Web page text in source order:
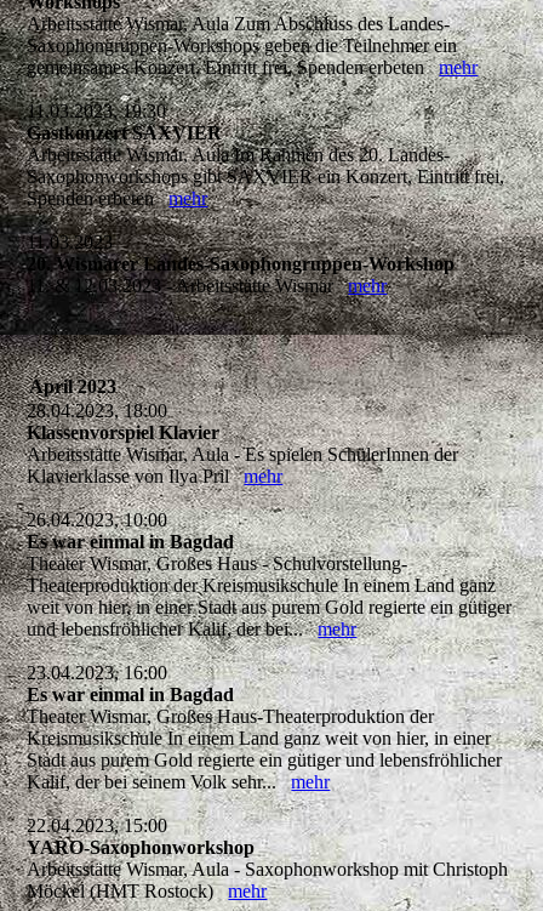
Arbeitsstätte Wismar, Aula Zum Abschluss des Landes-
Saxophongruppen-Workshops geben die Teilnehmer ein
gemeinsames Konzert. Eintritt frei, Spenden erbetenmehr
11.03.2023, 19:30
Gastkonzert SAXVIER
Arbeitsstätte Wismar, Aula Im Rahmen des 20. Landes-
Saxophonworkshops gibt SAXVIER ein Konzert, Eintritt frei,
Spenden erbetenmehr
11.03.2023
20. Wismarer Landes-Saxophongruppen-Workshop
11. & 12.03.2023 - Arbeitsstätte Wismarmehr
April 2023
28.04.2023, 18:00
Klassenvorspiel Klavier
Arbeitsstätte Wismar, Aula - Es spielen SchülerInnen der
Klavierklasse von Ilya Prilmehr
26.04.2023, 10:00
Es war einmal in Bagdad
Theater Wismar, Großes Haus - Schulvorstellung-
Theaterproduktion der Kreismusikschule In einem Land ganz
weit von hier, in einer Stadt aus purem Gold regierte ein gütiger
und lebensfröhlicher Kalif, der bei...mehr
23.04.2023, 16:00
Es war einmal in Bagdad
Theater Wismar, Großes Haus-Theaterproduktion der
Kreismusikschule In einem Land ganz weit von hier, in einer
Stadt aus purem Gold regierte ein gütiger und lebensfröhlicher
Kalif, der bei seinem Volk sehr...mehr
22.04.2023, 15:00
YARO-Saxophonworkshop
Arbeitsstätte Wismar, Aula - Saxophonworkshop mit Christoph
Möckel (HMT Rostock)mehr